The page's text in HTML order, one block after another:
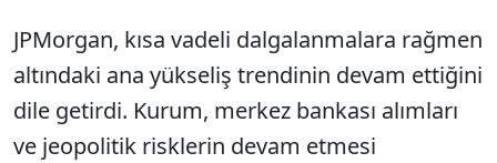
JPMorgan, kısa vadeli dalgalanmalara rağmen
altındaki ana yükseliş trendinin devam ettiğini
dile getirdi. Kurum, merkez bankası alımları
ve jeopolitik risklerin devam etmesi